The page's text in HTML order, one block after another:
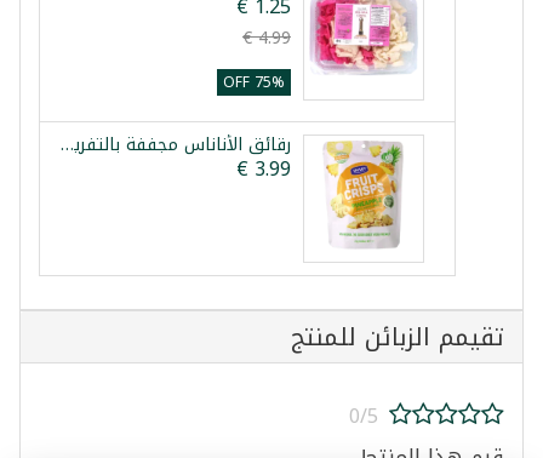
75% OFF
رقائق الأناناس مجففة بالتفريز شاري 25غ
تقيمم الزبائن للمنتج
0/5